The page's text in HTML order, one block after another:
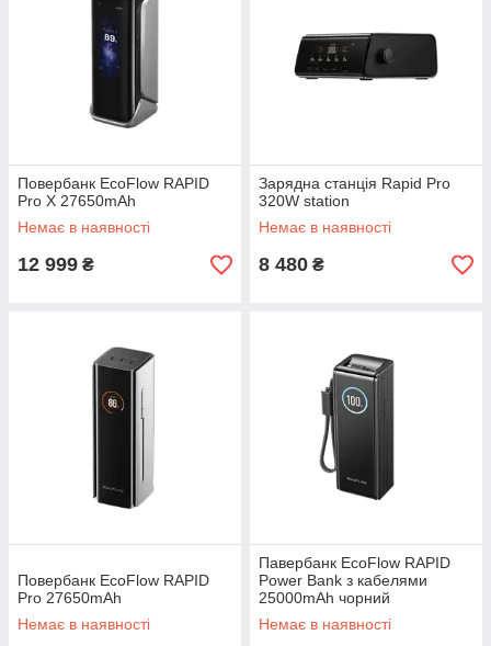
Повербанк EcoFlow RAPID
Pro X 27650mAh
Немає в наявності
12 999 ₴
Зарядна станція Rapid Pro
320W station
Немає в наявності
8 480 ₴
Повербанк EcoFlow RAPID
Pro 27650mAh
Немає в наявності
Павербанк EcoFlow RAPID
Power Bank з кабелями
25000mAh чорний
Немає в наявності